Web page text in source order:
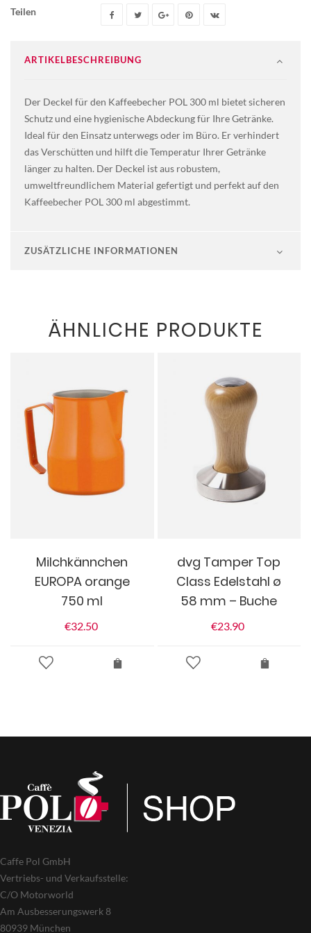
Teilen
ARTIKELBESCHREIBUNG
Der Deckel für den Kaffeebecher POL 300 ml bietet sicheren
Schutz und eine hygienische Abdeckung für Ihre Getränke.
Ideal für den Einsatz unterwegs oder im Büro. Er verhindert
das Verschütten und hilft die Temperatur Ihrer Getränke
länger zu halten. Der Deckel ist aus robustem,
umweltfreundlichem Material gefertigt und perfekt auf den
Kaffeebecher POL 300 ml abgestimmt.
ZUSÄTZLICHE INFORMATIONEN
ÄHNLICHE PRODUKTE
Milchkännchen
EUROPA orange
750 ml
€32.50
dvg Tamper Top
Class Edelstahl ø
58 mm – Buche
€23.90
Caffe Pol GmbH
Vertriebs- und Verkaufsstelle:
C/O Motorworld
Am Ausbesserungswerk 8
80939 München